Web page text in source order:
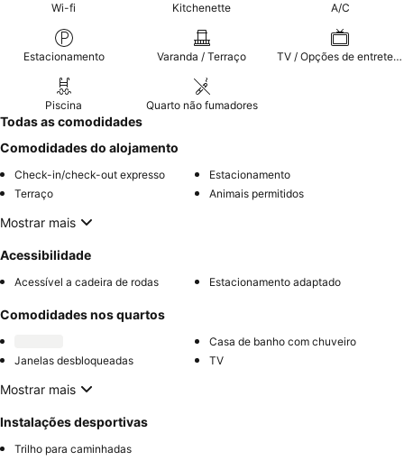
Wi-fi Kitchenette A/C
Estacionamento Varanda / Terraço TV / Opções de entretenimento
Piscina Quarto não fumadores
Todas as comodidades
Comodidades do alojamento
Check-in/check-out expresso
Estacionamento
Terraço
Animais permitidos
Mostrar mais
Acessibilidade
Acessível a cadeira de rodas Estacionamento adaptado
Comodidades nos quartos
Casa de banho com chuveiro
Janelas desbloqueadas
TV
Mostrar mais
Instalações desportivas
Trilho para caminhadas